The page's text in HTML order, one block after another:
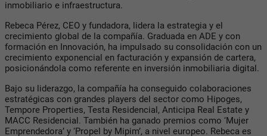
inmobiliario e infraestructura.
Rebeca Pérez, CEO y fundadora, lidera la estrategia y el
crecimiento global de la compañía. Graduada en ADE y con
formación en Innovación, ha impulsado su consolidación con un
crecimiento exponencial en facturación y expansión de cartera,
posicionándola como referente en inversión inmobiliaria digital.
Bajo su liderazgo, la compañía ha conseguido colaboraciones
estratégicas con grandes players del sector como Hipoges,
Tempore Properties, Testa Residencial, Anticipa Real Estate y
MACC Residencial. También ha ganado premios como ‘Mujer
Emprendedora’ y ‘Propel by Mipim’, a nivel europeo. Rebeca es